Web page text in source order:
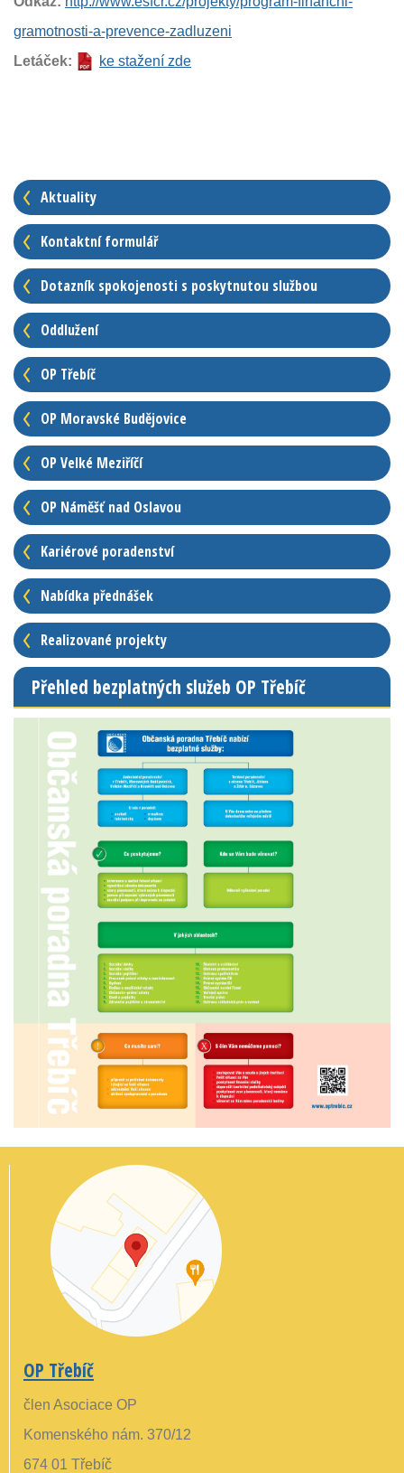
gramotnosti-a-prevence-zadluzeni
Letáček:
ke stažení zde
Aktuality
Kontaktní formulář
Dotazník spokojenosti s poskytnutou službou
Oddlužení
OP Třebíč
OP Moravské Budějovice
OP Velké Meziříčí
OP Náměšť nad Oslavou
Kariérové poradenství
Nabídka přednášek
Realizované projekty
Přehled bezplatných služeb OP Třebíč
OP Třebíč
člen Asociace OP
Komenského nám. 370/12
674 01 Třebíč